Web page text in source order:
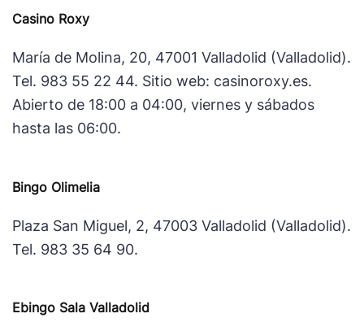
Casino Roxy
María de Molina, 20, 47001 Valladolid (Valladolid).
Tel. 983 55 22 44. Sitio web: casinoroxy.es.
Abierto de 18:00 a 04:00, viernes y sábados
hasta las 06:00.
Bingo Olimelia
Plaza San Miguel, 2, 47003 Valladolid (Valladolid).
Tel. 983 35 64 90.
Ebingo Sala Valladolid